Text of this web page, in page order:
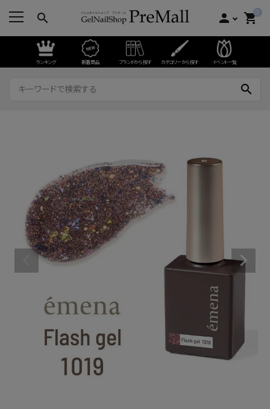
search person 0
shopping_cart
ランキング 新着商品 ブランドから探す カテゴリーから探す イベント一覧
search